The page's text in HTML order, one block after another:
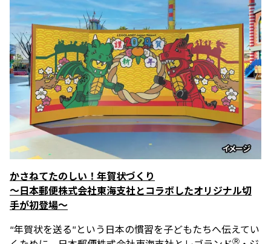
かさねてたのしい！年賀状づくり
～日本郵便株式会社東海支社とコラボしたオリジナル切
手が初登場～
“年賀状を送る”という日本の慣習を子どもたちへ伝えてい
Ⓡ